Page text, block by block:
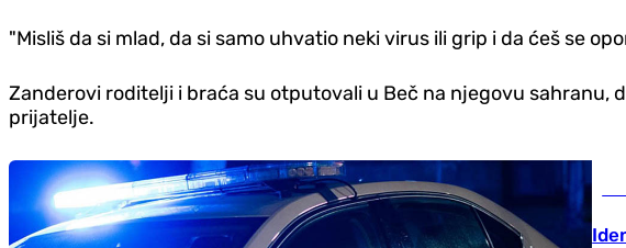
"Misliš da si mlad, da si samo uhvatio neki virus ili grip i da ćeš se
Zanderovi roditelji i braća su otputovali u Beč na njegovu sahranu,
prijatelje.